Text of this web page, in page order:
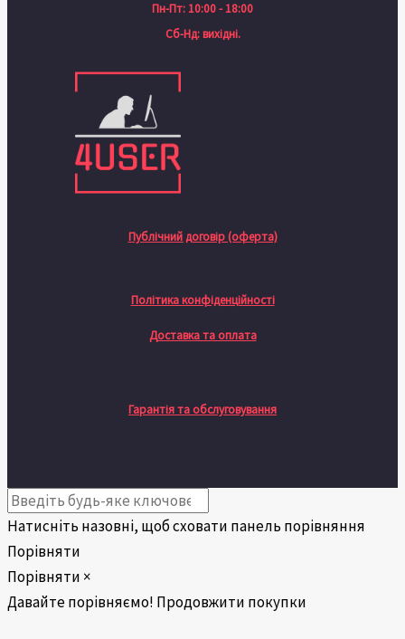
Пн-Пт: 10:00 - 18:00
Сб-Нд: вихідні.
Публічний договір (оферта)
Політика конфіденційності
Доставка та оплата
Гарантія та обслуговування
Натисніть назовні, щоб сховати панель порівняння
Порівняти
Порівняти ×
Давайте порівняємо! Продовжити покупки